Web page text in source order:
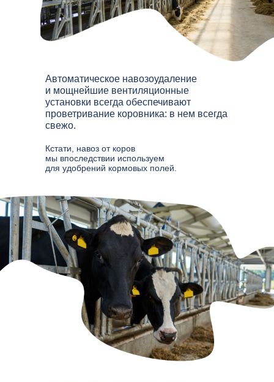
Автоматическое навозоудаление
и мощнейшие вентиляционные
установки всегда обеспечивают
проветривание коровника: в нем всегда
свежо.
Кстати, навоз от коров
мы впоследствии используем
для удобрений кормовых полей.